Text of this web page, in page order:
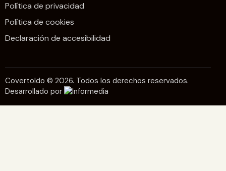
Política de privacidad
Política de cookies
Declaración de accesibilidad
Covertoldo © 2026. Todos los derechos reservados.
Desarrollado por